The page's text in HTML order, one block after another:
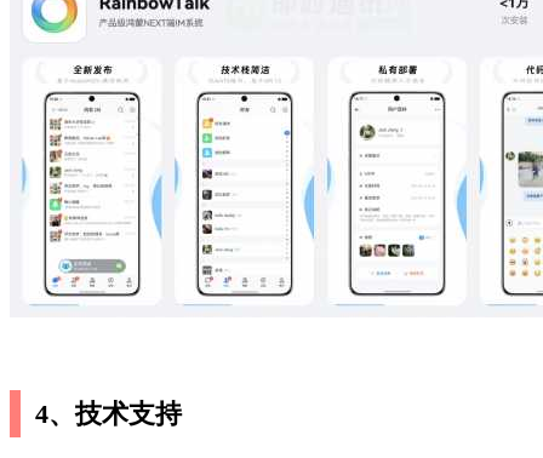
4、技术支持